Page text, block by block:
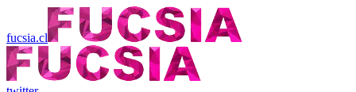
fucsia.cl